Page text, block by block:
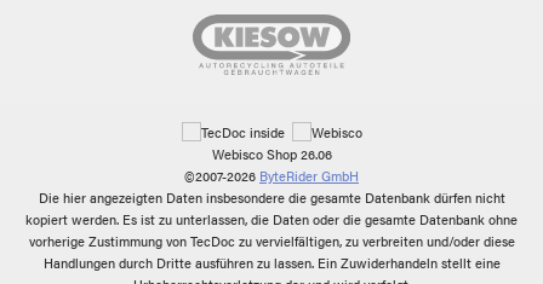
Webisco Shop 26.06
©2007-2026 ByteRider GmbH
Die hier angezeigten Daten insbesondere die gesamte Datenbank dürfen nicht
kopiert werden. Es ist zu unterlassen, die Daten oder die gesamte Datenbank ohne
vorherige Zustimmung von TecDoc zu vervielfältigen, zu verbreiten und/oder diese
Handlungen durch Dritte ausführen zu lassen. Ein Zuwiderhandeln stellt eine